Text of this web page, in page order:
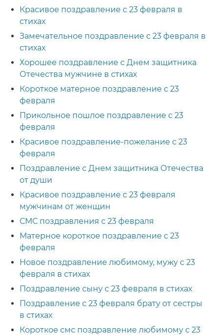
Красивое поздравление с 23 февраля в
стихах
Замечательное поздравление с 23 февраля в
стихах
Хорошее поздравление с Днем защитника
Отечества мужчине в стихах
Короткое матерное поздравление с 23
февраля
Прикольное пошлое поздравление с 23
февраля
Красивое поздравление-пожелание с 23
февраля
Поздравление с Днем защитника Отечества
от души
Красивое поздравление с 23 февраля
мужчинам от женщин
СМС поздравления с 23 февраля
Матерное короткое поздравление с 23
февраля
Новое поздравление любимому, мужу с 23
февраля в стихах
Поздравление сыну с 23 февраля в стихах
Поздравление с 23 февраля брату от сестры
в стихах
Короткое смс поздравление любимому с 23